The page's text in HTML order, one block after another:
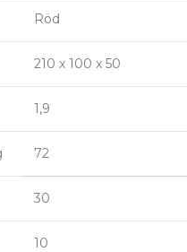
Röd
210 x 100 x 50
1,9
72
30
10